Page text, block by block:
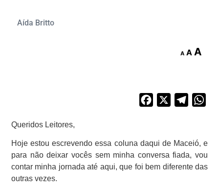
Aída Britto
A A A
Facebook
Queridos Leitores,
Hoje estou escrevendo essa coluna daqui de Maceió, e
para não deixar vocês sem minha conversa fiada, vou
contar minha jornada até aqui, que foi bem diferente das
outras vezes.